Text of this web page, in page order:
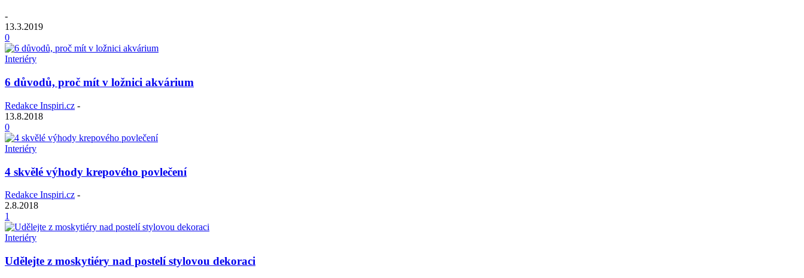
-
13.3.2019
0
Interiéry
6 důvodů, proč mít v ložnici akvárium
Redakce Inspiri.cz -
13.8.2018
0
Interiéry
4 skvělé výhody krepového povlečení
Redakce Inspiri.cz -
2.8.2018
1
Interiéry
Udělejte z moskytiéry nad postelí stylovou dekoraci